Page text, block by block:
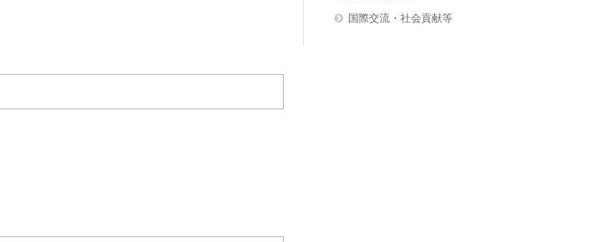
国際交流・社会貢献等